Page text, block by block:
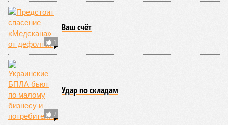
концессионный договор, согласно которому российская
компания получила в управление «железку» республики до
2038-го, вероятно, вовсе не предусматривает такой
постановки вопроса.
Неудивительно, что гендиректор РЖДБелозёров,
реагируя на словесные интервенции Пашиняна, выступил
со словно растерянно-обиженным комментарием. И,
кажется, стало только хуже. Как отметил менеджер, ЮКЖД
и РЖД«последовательно и в полном объёме исполняют
взятые на себя обязательства в рамках концессионного
договора от 2008 года». «Концессия дала Армении